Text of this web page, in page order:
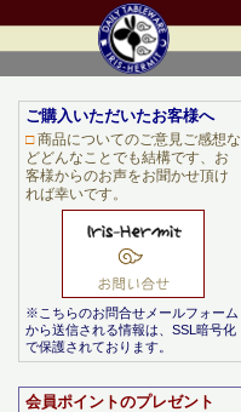
ご購入いただいたお客様へ
□商品についてのご意見ご感想な
どどんなことでも結構です、お
客様からのお声をお聞かせ頂け
れば幸いです。
※こちらのお問合せメールフォーム
から送信される情報は、SSL暗号化
で保護されております。
会員ポイントのプレゼント